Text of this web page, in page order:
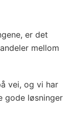
er det
mellom
vei, og vi har
gode løsninger